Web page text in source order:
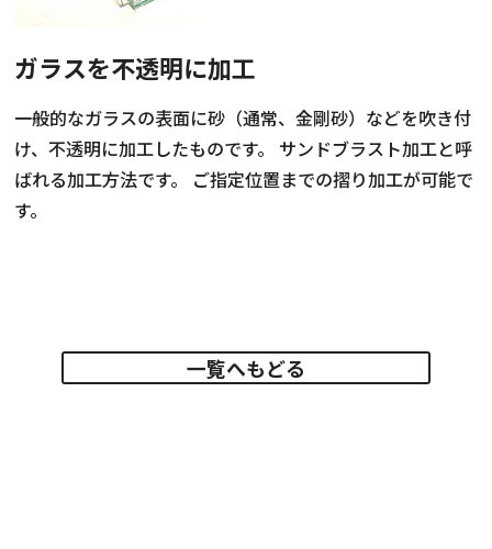
ガラスを不透明に加工
一般的なガラスの表面に砂（通常、金剛砂）などを吹き付
け、不透明に加工したものです。 サンドブラスト加工と呼
ばれる加工方法です。 ご指定位置までの摺り加工が可能で
す。
一覧へもどる